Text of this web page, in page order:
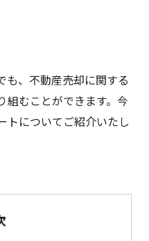
も、不動産売却に関する
組むことができます。今
トについてご紹介いたし